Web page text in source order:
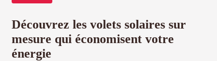
Découvrez les volets solaires sur
mesure qui économisent votre
énergie